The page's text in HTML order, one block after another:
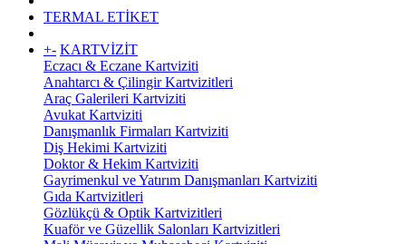
TERMAL ETİKET
+- KARTVİZİT
Eczacı & Eczane Kartviziti
Anahtarcı & Çilingir Kartvizitleri
Araç Galerileri Kartviziti
Avukat Kartviziti
Danışmanlık Firmaları Kartviziti
Diş Hekimi Kartviziti
Doktor & Hekim Kartviziti
Gayrimenkul ve Yatırım Danışmanları Kartviziti
Gıda Kartvizitleri
Gözlükçü & Optik Kartvizitleri
Kuaför ve Güzellik Salonları Kartvizitleri